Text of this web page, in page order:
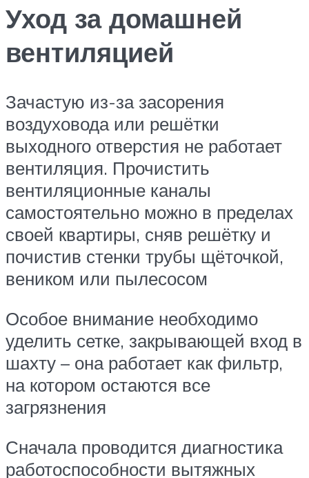
Уход за домашней
вентиляцией
Зачастую из-за засорения
воздуховода или решётки
выходного отверстия не работает
вентиляция. Прочистить
вентиляционные каналы
самостоятельно можно в пределах
своей квартиры, сняв решётку и
почистив стенки трубы щёточкой,
веником или пылесосом
Особое внимание необходимо
уделить сетке, закрывающей вход в
шахту – она работает как фильтр,
на котором остаются все
загрязнения
Сначала проводится диагностика
работоспособности вытяжных